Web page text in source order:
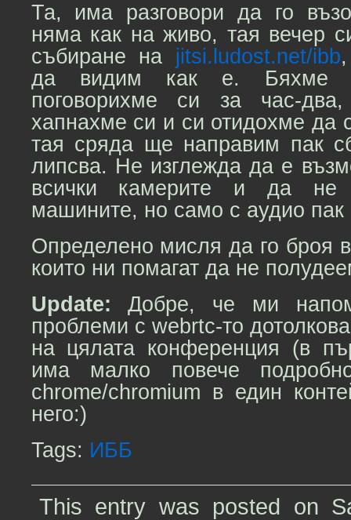
Та, има разговори да го
няма как на живо, тая вечер
събиране на jitsi.ludost.net/ibb
да видим как е. Бяхме
поговорихме си за час-
хапнахме си и си отидохме да
тая сряда ще направим пак
липсва. Не изглежда да е
всички камерите и да
машините, но само с аудио пак
Определено мисля да го броя
които ни помагат да не
Update: Добре, че ми
проблеми с webrtc-то
на цялата конференция (в
има малко повече
chrome/chromium в един
него:)
Tags: ИББ
This entry was posted on